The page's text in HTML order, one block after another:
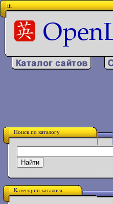
iii
Поиск по каталогу
Категории каталога